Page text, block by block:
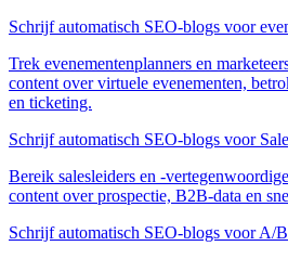
Schrijf automatisch SEO-blogs voor
Trek evenementenplanners en
content over virtuele evenementen,
en ticketing.
Schrijf automatisch SEO-blogs voor
Bereik salesleiders en -
content over prospectie, B2B-data en
Schrijf automatisch SEO-blogs voor A/